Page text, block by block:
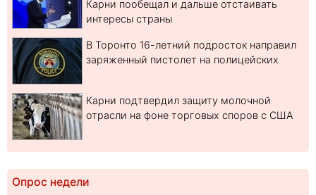
Карни пообещал и дальше отстаивать
интересы страны
В Торонто 16-летний подросток направил
заряженный пистолет на полицейских
Карни подтвердил защиту молочной
отрасли на фоне торговых споров с США
Опрос недели